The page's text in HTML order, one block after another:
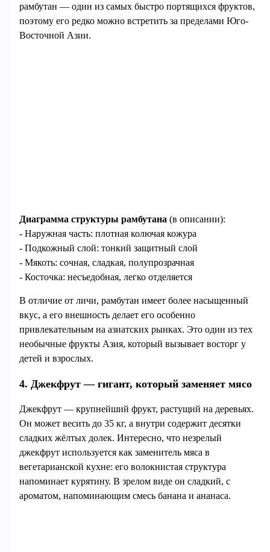
рамбутан — один из самых быстро портящихся фруктов,
поэтому его редко можно встретить за пределами Юго-
Восточной Азии.
Диаграмма структуры рамбутана (в описании):
- Наружная часть: плотная колючая кожура
- Подкожный слой: тонкий защитный слой
- Мякоть: сочная, сладкая, полупрозрачная
- Косточка: несъедобная, легко отделяется
В отличие от личи, рамбутан имеет более насыщенный
вкус, а его внешность делает его особенно
привлекательным на азиатских рынках. Это один из тех
необычные фрукты Азия, который вызывает восторг у
детей и взрослых.
4. Джекфрут — гигант, который заменяет мясо
Джекфрут — крупнейший фрукт, растущий на деревьях.
Он может весить до 35 кг, а внутри содержит десятки
сладких жёлтых долек. Интересно, что незрелый
джекфрут используется как заменитель мяса в
вегетарианской кухне: его волокнистая структура
напоминает курятину. В зрелом виде он сладкий, с
ароматом, напоминающим смесь банана и ананаса.